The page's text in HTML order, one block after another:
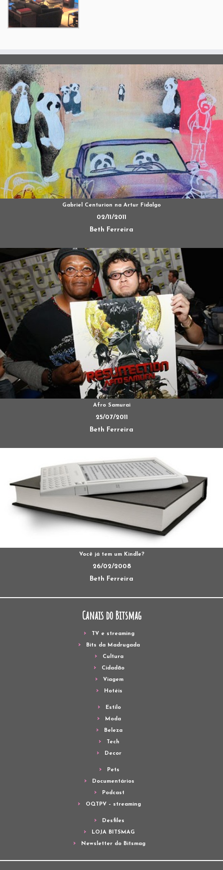
Gabriel Centurion na Artur Fidalgo
02/11/2011
Beth Ferreira
Afro Samurai
25/07/2011
Beth Ferreira
Você já tem um Kindle?
26/02/2008
Beth Ferreira
Canais do Bitsmag
TV e streaming
Bits da Madrugada
Cultura
Cidadão
Viagem
Hotéis
Estilo
Moda
Beleza
Tech
Decor
Pets
Documentários
Podcast
OQTPV – streaming
Desfiles
LOJA BITSMAG
Newsletter do Bitsmag